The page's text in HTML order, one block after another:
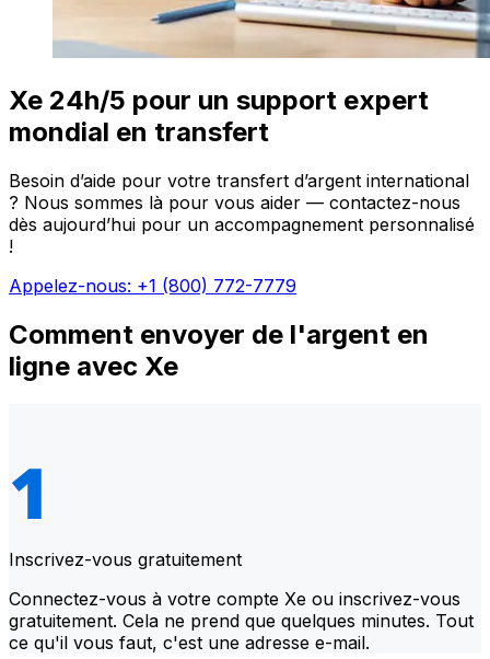
Xe 24h/5 pour un support expert
mondial en transfert
Besoin d’aide pour votre transfert d’argent international
? Nous sommes là pour vous aider — contactez-nous
dès aujourd’hui pour un accompagnement personnalisé
!
Appelez-nous: +1 (800) 772-7779
Comment envoyer de l'argent en
ligne avec Xe
Inscrivez-vous gratuitement
Connectez-vous à votre compte Xe ou inscrivez-vous
gratuitement. Cela ne prend que quelques minutes. Tout
ce qu'il vous faut, c'est une adresse e-mail.